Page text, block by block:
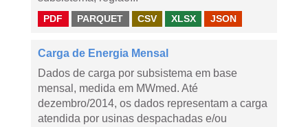
PDF PARQUET CSV XLSX JSON
Carga de Energia Mensal
Dados de carga por subsistema em base
mensal, medida em MWmed. Até
dezembro/2014, os dados representam a carga
atendida por usinas despachadas e/ou